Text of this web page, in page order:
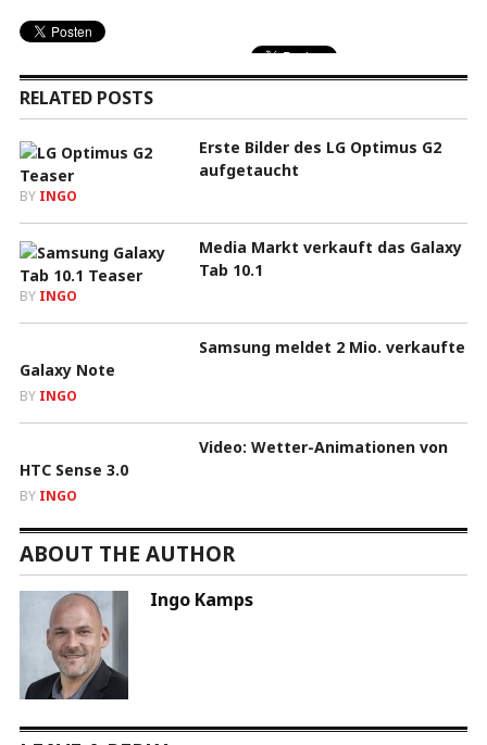
RELATED POSTS
Erste Bilder des LG Optimus G2
aufgetaucht
BY INGO
Media Markt verkauft das Galaxy
Tab 10.1
BY INGO
Samsung meldet 2 Mio. verkaufte
Galaxy Note
BY INGO
Video: Wetter-Animationen von
HTC Sense 3.0
BY INGO
ABOUT THE AUTHOR
Ingo Kamps